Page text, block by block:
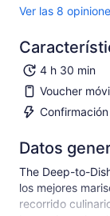
Ver las 8
4 h 30 min
Voucher
Datos
The Deep-to-
los mejores
recorrido